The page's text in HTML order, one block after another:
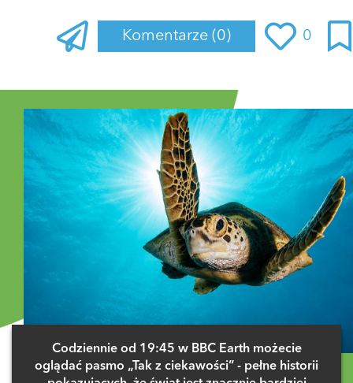
Komentarze (0) 0
Codziennie od 19:45 w BBC Earth możecie
oglądać pasmo „Tak z ciekawości” - pełne historii